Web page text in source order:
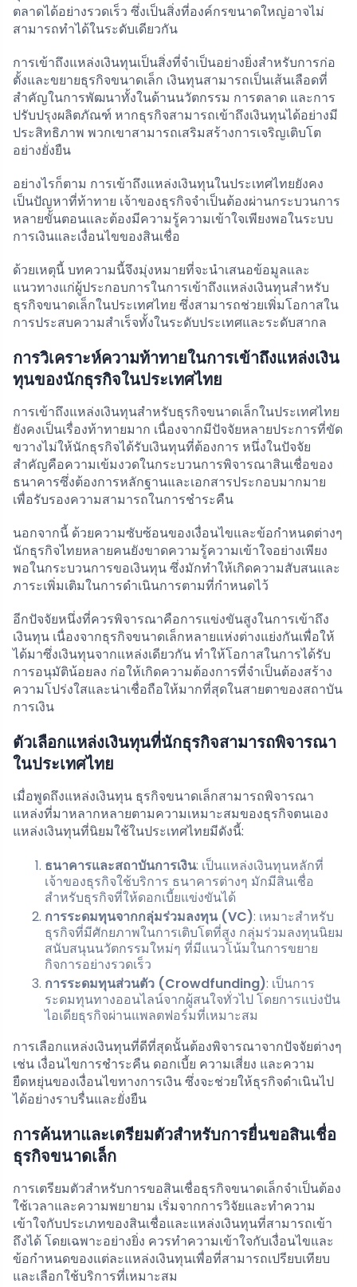
ตลาดได้อย่างรวดเร็ว ซึ่งเป็นสิ่งที่องค์กรขนาดใหญ่อาจไม่
สามารถทำได้ในระดับเดียวกัน
การเข้าถึงแหล่งเงินทุนเป็นสิ่งที่จำเป็นอย่างยิ่งสำหรับการก่อ
ตั้งและขยายธุรกิจขนาดเล็ก เงินทุนสามารถเป็นเส้นเลือดที่
สำคัญในการพัฒนาทั้งในด้านนวัตกรรม การตลาด และการ
ปรับปรุงผลิตภัณฑ์ หากธุรกิจสามารถเข้าถึงเงินทุนได้อย่างมี
ประสิทธิภาพ พวกเขาสามารถเสริมสร้างการเจริญเติบโต
อย่างยั่งยืน
อย่างไรก็ตาม การเข้าถึงแหล่งเงินทุนในประเทศไทยยังคง
เป็นปัญหาที่ท้าทาย เจ้าของธุรกิจจำเป็นต้องผ่านกระบวนการ
หลายขั้นตอนและต้องมีความรู้ความเข้าใจเพียงพอในระบบ
การเงินและเงื่อนไขของสินเชื่อ
ด้วยเหตุนี้ บทความนี้จึงมุ่งหมายที่จะนำเสนอข้อมูลและ
แนวทางแก่ผู้ประกอบการในการเข้าถึงแหล่งเงินทุนสำหรับ
ธุรกิจขนาดเล็กในประเทศไทย ซึ่งสามารถช่วยเพิ่มโอกาสใน
การประสบความสำเร็จทั้งในระดับประเทศและระดับสากล
การวิเคราะห์ความท้าทายในการเข้าถึงแหล่งเงิน
ทุนของนักธุรกิจในประเทศไทย
การเข้าถึงแหล่งเงินทุนสำหรับธุรกิจขนาดเล็กในประเทศไทย
ยังคงเป็นเรื่องท้าทายมาก เนื่องจากมีปัจจัยหลายประการที่ขัด
ขวางไม่ให้นักธุรกิจได้รับเงินทุนที่ต้องการ หนึ่งในปัจจัย
สำคัญคือความเข้มงวดในกระบวนการพิจารณาสินเชื่อของ
ธนาคารซึ่งต้องการหลักฐานและเอกสารประกอบมากมาย
เพื่อรับรองความสามารถในการชำระคืน
นอกจากนี้ ด้วยความซับซ้อนของเงื่อนไขและข้อกำหนดต่างๆ
นักธุรกิจไทยหลายคนยังขาดความรู้ความเข้าใจอย่างเพียง
พอในกระบวนการขอเงินทุน ซึ่งมักทำให้เกิดความสับสนและ
ภาระเพิ่มเติมในการดำเนินการตามที่กำหนดไว้
อีกปัจจัยหนึ่งที่ควรพิจารณาคือการแข่งขันสูงในการเข้าถึง
เงินทุน เนื่องจากธุรกิจขนาดเล็กหลายแห่งต่างแย่งกันเพื่อให้
ได้มาซึ่งเงินทุนจากแหล่งเดียวกัน ทำให้โอกาสในการได้รับ
การอนุมัติน้อยลง ก่อให้เกิดความต้องการที่จำเป็นต้องสร้าง
ความโปร่งใสและน่าเชื่อถือให้มากที่สุดในสายตาของสถาบัน
การเงิน
ตัวเลือกแหล่งเงินทุนที่นักธุรกิจสามารถพิจารณา
ในประเทศไทย
เมื่อพูดถึงแหล่งเงินทุน ธุรกิจขนาดเล็กสามารถพิจารณา
แหล่งที่มาหลากหลายตามความเหมาะสมของธุรกิจตนเอง
แหล่งเงินทุนที่นิยมใช้ในประเทศไทยมีดังนี้:
ธนาคารและสถาบันการเงิน: เป็นแหล่งเงินทุนหลักที่
เจ้าของธุรกิจใช้บริการ ธนาคารต่างๆ มักมีสินเชื่อ
สำหรับธุรกิจที่ให้ดอกเบี้ยแข่งขันได้
การระดมทุนจากกลุ่มร่วมลงทุน (VC): เหมาะสำหรับ
ธุรกิจที่มีศักยภาพในการเติบโตที่สูง กลุ่มร่วมลงทุนนิยม
สนับสนุนนวัตกรรมใหม่ๆ ที่มีแนวโน้มในการขยาย
กิจการอย่างรวดเร็ว
การระดมทุนส่วนตัว (Crowdfunding): เป็นการ
ระดมทุนทางออนไลน์จากผู้สนใจทั่วไป โดยการแบ่งปัน
ไอเดียธุรกิจผ่านแพลตฟอร์มที่เหมาะสม
การเลือกแหล่งเงินทุนที่ดีที่สุดนั้นต้องพิจารณาจากปัจจัยต่างๆ
เช่น เงื่อนไขการชำระคืน ดอกเบี้ย ความเสี่ยง และความ
ยืดหยุ่นของเงื่อนไขทางการเงิน ซึ่งจะช่วยให้ธุรกิจดำเนินไป
ได้อย่างราบรื่นและยั่งยืน
การค้นหาและเตรียมตัวสำหรับการยื่นขอสินเชื่อ
ธุรกิจขนาดเล็ก
การเตรียมตัวสำหรับการขอสินเชื่อธุรกิจขนาดเล็กจำเป็นต้อง
ใช้เวลาและความพยายาม เริ่มจากการวิจัยและทำความ
เข้าใจกับประเภทของสินเชื่อและแหล่งเงินทุนที่สามารถเข้า
ถึงได้ โดยเฉพาะอย่างยิ่ง ควรทำความเข้าใจกับเงื่อนไขและ
ข้อกำหนดของแต่ละแหล่งเงินทุนเพื่อที่สามารถเปรียบเทียบ
และเลือกใช้บริการที่เหมาะสม